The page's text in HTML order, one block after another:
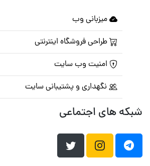
میزبانی وب
طراحی فروشگاه اینترنتی
امنیت وب سایت
نگهداری و پشتیبانی سایت
شبکه های اجتماعی